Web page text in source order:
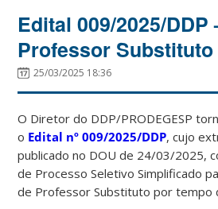
Edital 009/2025/DDP
Professor Substituto
25/03/2025 18:36
O Diretor do DDP/PRODEGESP
o Edital nº 009/2025/DDP, cujo
publicado no DOU de 24/03/2025,
de Processo Seletivo Simplificado
de Professor Substituto por tempo